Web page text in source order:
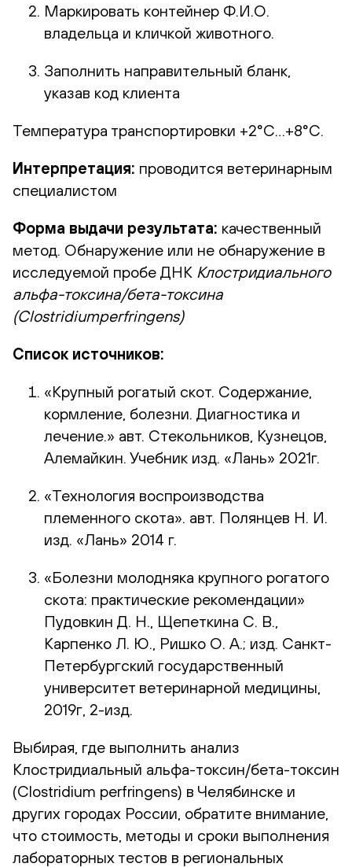
Маркировать контейнер Ф.И.О.
владельца и кличкой животного.
Заполнить направительный бланк,
указав код клиента
Температура транспортировки +2°С…+8°С.
Интерпретация: проводится ветеринарным
специалистом
Форма выдачи результата: качественный
метод. Обнаружение или не обнаружение в
исследуемой пробе ДНК Клостридиального
альфа-токсина/бета-токсина
(Clostridiumperfringens)
Список источников:
«Крупный рогатый скот. Содержание,
кормление, болезни. Диагностика и
лечение.» авт. Стекольников, Кузнецов,
Алемайкин. Учебник изд. «Лань» 2021г.
«Технология воспроизводства
племенного скота». авт. Полянцев Н. И.
изд. «Лань» 2014 г.
«Болезни молодняка крупного рогатого
скота: практические рекомендации»
Пудовкин Д. Н., Щепеткина С. В.,
Карпенко Л. Ю., Ришко О. А.; изд. Санкт-
Петербургский государственный
университет ветеринарной медицины,
2019г, 2-изд.
Выбирая, где выполнить анализ
Клостридиальный альфа-токсин/бета-токсин
(Clostridium perfringens) в Челябинске и
других городах России, обратите внимание,
что стоимость, методы и сроки выполнения
лабораторных тестов в региональных